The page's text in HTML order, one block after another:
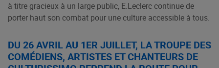
à titre gracieux à un large public, E.Leclerc continue de
porter haut son combat pour une culture accessible à tous.
DU 26 AVRIL AU 1ER JUILLET, LA TROUPE DES
COMÉDIENS, ARTISTES ET CHANTEURS DE